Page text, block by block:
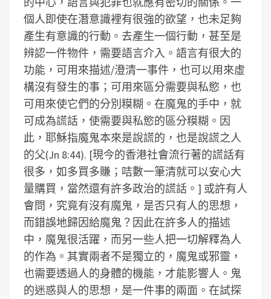
個人即使在潛意識裡有很強的欲望，也未足夠
產生有意識的行動。去產生一個行動，甚至是
辨認一件物件，需要語言介入。語言有很大的
功能，可用來描述/澄清一事件，也可以用來虛
構沒有發生的事；可用來區分需要與私慾，也
可用來使它們的分別糢糊。在魔鬼的手中，就
可成為謊話，使需要與私慾的區分糢糊。因
此，耶穌指魔鬼本來是說謊的，也是說謊之人
的父(Jn 8:44). [現今的香港社會流行著的謊話有
很多，如多買多賺；咭數一筆清就可以安心大
量購買，當然還有許多政治的謊話。] 或許有人
會問，究竟有沒有魔鬼，是否只有人的思想，
而錯誤地歸因給魔鬼？因此在許多人的描述
中，魔鬼很活躍，而另一些人把一切解釋為人
的作為。其實兩者不是獨立的，魔鬼或邪靈，
也需要透過人的身體的機能，才能影響人。鬼
的迷惑與人的思想，是一件事的兩面。 在試探